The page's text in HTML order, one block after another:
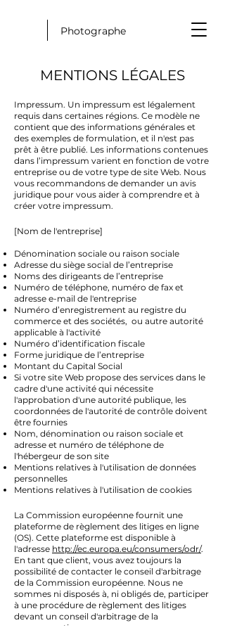
Photographe
MENTIONS LÉGALES
Impressum. Un impressum est légalement
requis dans certaines régions. Ce modèle ne
contient que des informations générales et
des exemples de formulation, et il n'est pas
prêt à être publié. Les informations contenues
dans l’impressum varient en fonction de votre
entreprise ou de votre type de site Web. Nous
vous recommandons de demander un avis
juridique pour vous aider à comprendre et à
créer votre impressum.
[Nom de l'entreprise]
Dénomination sociale ou raison sociale
Adresse du siège social de l’entreprise
Noms des dirigeants de l’entreprise
Numéro de téléphone, numéro de fax et
adresse e-mail de l'entreprise
Numéro d’enregistrement au registre du
commerce et des sociétés, ou autre autorité
applicable à l'activité
Numéro d’identification fiscale
Forme juridique de l’entreprise
Montant du Capital Social
Si votre site Web propose des services dans le
cadre d'une activité qui nécessite
l'approbation d'une autorité publique, les
coordonnées de l'autorité de contrôle doivent
être fournies
Nom, dénomination ou raison sociale et
adresse et numéro de téléphone de
l'hébergeur de son site
Mentions relatives à l'utilisation de données
personnelles
Mentions relatives à l'utilisation de cookies
La Commission européenne fournit une
plateforme de règlement des litiges en ligne
(OS). Cette plateforme est disponible à
l'adresse http://ec.europa.eu/consumers/odr/.
En tant que client, vous avez toujours la
possibilité de contacter le conseil d'arbitrage
de la Commission européenne. Nous ne
sommes ni disposés à, ni obligés de, participer
à une procédure de règlement des litiges
devant un conseil d'arbitrage de la
consommation.